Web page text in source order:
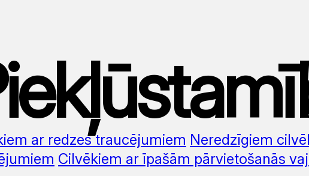
ar redzes traucējumiem Neredzīgiem
Cilvēkiem ar īpašām pārvietošanās